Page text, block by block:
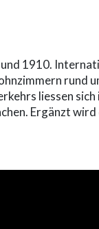
1910.
rund
liessen sich
Ergänzt wird